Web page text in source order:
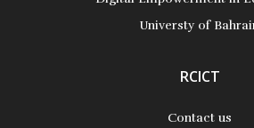
Universty of
RCICT
Contact us